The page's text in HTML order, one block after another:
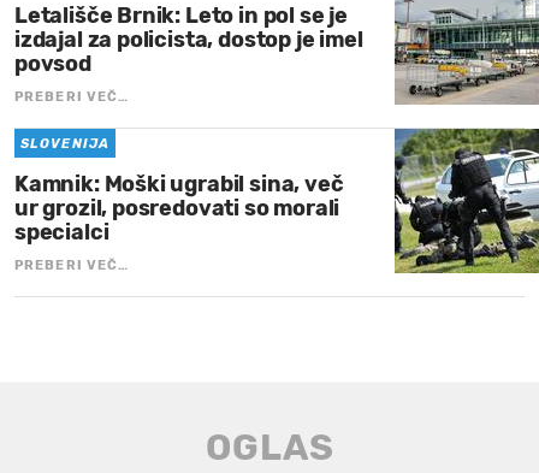
Letališče Brnik: Leto in pol se je
izdajal za policista, dostop je imel
povsod
PREBERI VEČ…
SLOVENIJA
Kamnik: Moški ugrabil sina, več
ur grozil, posredovati so morali
specialci
PREBERI VEČ…